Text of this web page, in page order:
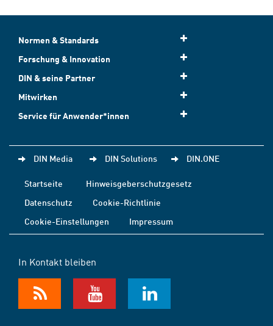
Normen & Standards
Forschung & Innovation
DIN & seine Partner
Mitwirken
Service für Anwender*innen
DIN Media DIN Solutions DIN.ONE
Startseite
Hinweisgeberschutzgesetz
Datenschutz
Cookie-Richtlinie
Cookie-Einstellungen
Impressum
In Kontakt bleiben